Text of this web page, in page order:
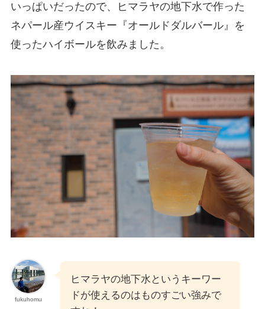
いっぱいだったので、ヒマラヤの地下水で作った
ネパール産ウイスキー『オールドダルバール』を
使ったハイボールを飲みました。
fukuhomu
ヒマラヤの地下水というキーワー
ドが使えるのはものすごい強みで